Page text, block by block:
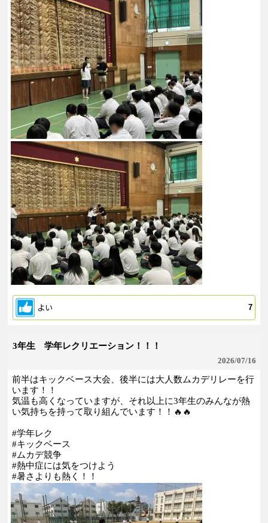
よい 7
3年生 学年レクリエーション！！！
2026/07/16
前半はキックベース大会、後半には大人数ムカデリレーを行
います！！
気温も高くなっていますが、それ以上に3年生のみんなが熱
い気持ちを持って取り組んでいます！！🔥🔥
#学年レク
#キックベース
#ムカデ競争
#熱中症には気をつけよう
#暑さよりも熱く！！